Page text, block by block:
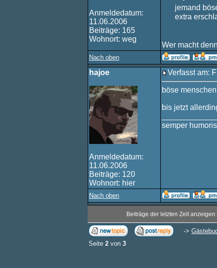
Anmeldedatum:
11.06.2006
Beiträge: 165
Wohnort: weg
jemand
extra
Wer macht
Nach oben
hajoe
Anmeldedatum:
11.06.2006
Beiträge: 120
Wohnort: hier
Verfasst am:
böse
bis jetzt
semper
Nach oben
Beiträge der letzten Zeit
->
Seite 2 von 3